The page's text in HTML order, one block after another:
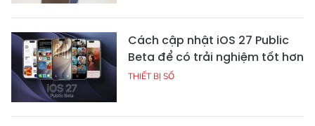
Cách cập nhật iOS 27 Public
Beta để có trải nghiệm tốt hơn
THIẾT BỊ SỐ